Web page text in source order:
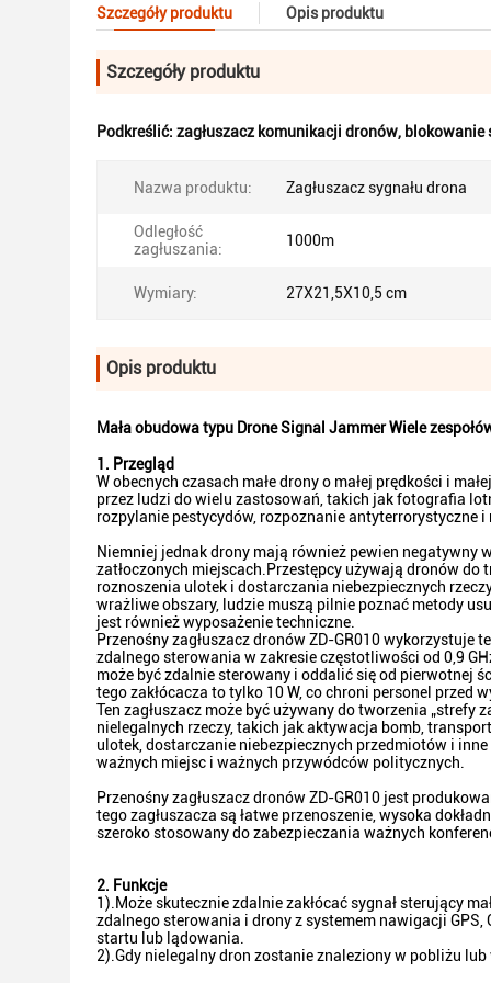
Szczegóły produktu Opis produktu
Szczegóły produktu
Podkreślić: zagłuszacz komunikacji dronów, blokowanie
Nazwa produktu: Zagłuszacz sygnału drona
Odległość
zagłuszania:
1000m
Wymiary: 27X21,5X10,5 cm
Opis produktu
Mała obudowa typu Drone Signal Jammer Wiele
1. Przegląd
W obecnych czasach małe drony o małej prędkości i
przez ludzi do wielu zastosowań, takich jak fotografia
rozpylanie pestycydów, rozpoznanie antyterrorystyczne
Niemniej jednak drony mają również pewien negatywny
zatłoczonych miejscach.Przestępcy używają dronów
roznoszenia ulotek i dostarczania niebezpiecznych
wrażliwe obszary, ludzie muszą pilnie poznać metody
jest również wyposażenie techniczne.
Przenośny zagłuszacz dronów ZD-GR010
zdalnego sterowania w zakresie częstotliwości od 0,9
może być zdalnie sterowany i oddalić się od pierwotnej
tego zakłócacza to tylko 10 W, co chroni personel przed
Ten zagłuszacz może być używany do tworzenia
nielegalnych rzeczy, takich jak aktywacja bomb,
ulotek, dostarczanie niebezpiecznych przedmiotów i
ważnych miejsc i ważnych przywódców politycznych.
Przenośny zagłuszacz dronów ZD-GR010 jest
tego zagłuszacza są łatwe przenoszenie, wysoka
szeroko stosowany do zabezpieczania ważnych
2. Funkcje
1).Może skutecznie zdalnie zakłócać sygnał sterujący
zdalnego sterowania i drony z systemem nawigacji
startu lub lądowania.
2).Gdy nielegalny dron zostanie znaleziony w pobliżu